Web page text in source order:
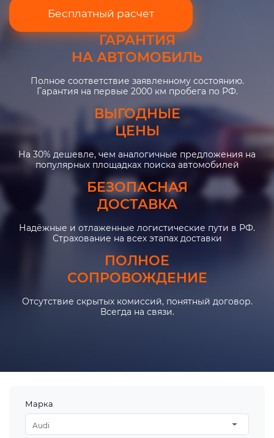
Бесплатный расчет
ГАРАНТИЯ
НА АВТОМОБИЛЬ
Полное соответствие заявленному состоянию.
Гарантия на первые 2000 км пробега по РФ.
ВЫГОДНЫЕ
ЦЕНЫ
На 30% дешевле, чем аналогичные предложения на
популярных площадках поиска автомобилей
БЕЗОПАСНАЯ
ДОСТАВКА
Надёжные и отлаженные логистические пути в РФ.
Страхование на всех этапах доставки
ПОЛНОЕ
СОПРОВОЖДЕНИЕ
Отсутствие скрытых комиссий, понятный договор.
Всегда на связи.
Марка
Audi